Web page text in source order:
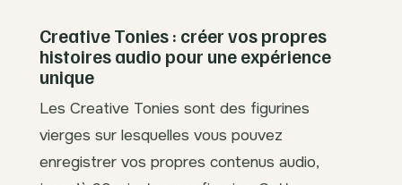
Creative Tonies : créer vos propres
histoires audio pour une expérience
unique
Les Creative Tonies sont des figurines
vierges sur lesquelles vous pouvez
enregistrer vos propres contenus audio,